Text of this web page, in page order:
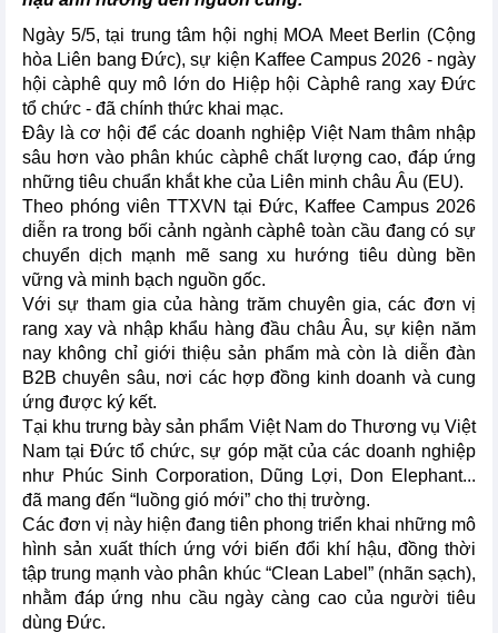
Ngày 5/5, tại trung tâm hội nghị MOA Meet Berlin (Cộng
hòa Liên bang Đức), sự kiện Kaffee Campus 2026 - ngày
hội càphê quy mô lớn do Hiệp hội Càphê rang xay Đức
tổ chức - đã chính thức khai mạc.
Đây là cơ hội để các doanh nghiệp Việt Nam thâm nhập
sâu hơn vào phân khúc càphê chất lượng cao, đáp ứng
những tiêu chuẩn khắt khe của Liên minh châu Âu (EU).
Theo phóng viên TTXVN tại Đức, Kaffee Campus 2026
diễn ra trong bối cảnh ngành càphê toàn cầu đang có sự
chuyển dịch mạnh mẽ sang xu hướng tiêu dùng bền
vững và minh bạch nguồn gốc.
Với sự tham gia của hàng trăm chuyên gia, các đơn vị
rang xay và nhập khẩu hàng đầu châu Âu, sự kiện năm
nay không chỉ giới thiệu sản phẩm mà còn là diễn đàn
B2B chuyên sâu, nơi các hợp đồng kinh doanh và cung
ứng được ký kết.
Tại khu trưng bày sản phẩm Việt Nam do Thương vụ Việt
Nam tại Đức tổ chức, sự góp mặt của các doanh nghiệp
như Phúc Sinh Corporation, Dũng Lợi, Don Elephant...
đã mang đến “luồng gió mới” cho thị trường.
Các đơn vị này hiện đang tiên phong triển khai những mô
hình sản xuất thích ứng với biến đổi khí hậu, đồng thời
tập trung mạnh vào phân khúc “Clean Label” (nhãn sạch),
nhằm đáp ứng nhu cầu ngày càng cao của người tiêu
dùng Đức.